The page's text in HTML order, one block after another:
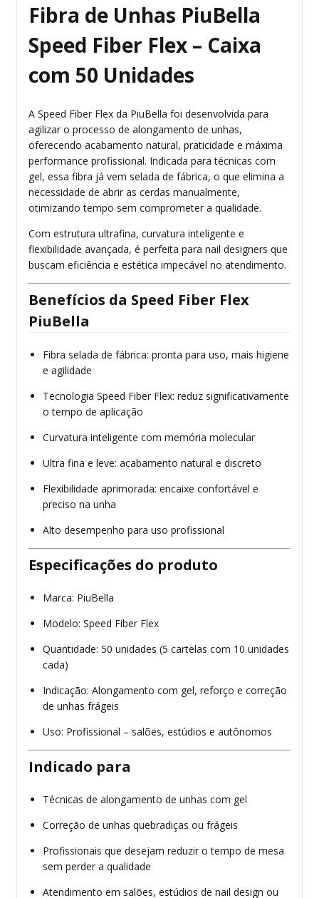
Fibra de Unhas PiuBella
Speed Fiber Flex – Caixa
com 50 Unidades
A Speed Fiber Flex da PiuBella foi desenvolvida para
agilizar o processo de alongamento de unhas,
oferecendo acabamento natural, praticidade e máxima
performance profissional. Indicada para técnicas com
gel, essa fibra já vem selada de fábrica, o que elimina a
necessidade de abrir as cerdas manualmente,
otimizando tempo sem comprometer a qualidade.
Com estrutura ultrafina, curvatura inteligente e
flexibilidade avançada, é perfeita para nail designers que
buscam eficiência e estética impecável no atendimento.
Benefícios da Speed Fiber Flex
PiuBella
Fibra selada de fábrica: pronta para uso, mais higiene
e agilidade
Tecnologia Speed Fiber Flex: reduz significativamente
o tempo de aplicação
Curvatura inteligente com memória molecular
Ultra fina e leve: acabamento natural e discreto
Flexibilidade aprimorada: encaixe confortável e
preciso na unha
Alto desempenho para uso profissional
Especificações do produto
Marca: PiuBella
Modelo: Speed Fiber Flex
Quantidade: 50 unidades (5 cartelas com 10 unidades
cada)
Indicação: Alongamento com gel, reforço e correção
de unhas frágeis
Uso: Profissional – salões, estúdios e autônomos
Indicado para
Técnicas de alongamento de unhas com gel
Correção de unhas quebradiças ou frágeis
Profissionais que desejam reduzir o tempo de mesa
sem perder a qualidade
Atendimento em salões, estúdios de nail design ou